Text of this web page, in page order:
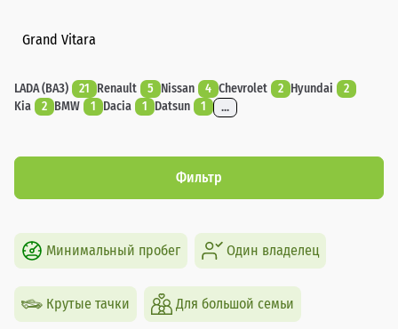
Grand Vitara
LADA (ВАЗ) 21 Renault 5 Nissan 4 Chevrolet 2 Hyundai
2
Kia
2 BMW 1 Dacia 1 Datsun 1 ...
Фильтр
Минимальный пробег Один владелец
Крутые тачки Для большой семьи